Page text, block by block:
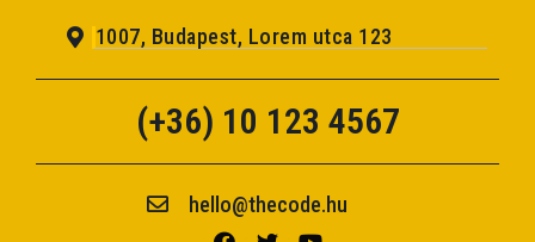
1007, Budapest, Lorem utca 123
(+36) 10 123 4567
hello@thecode.hu